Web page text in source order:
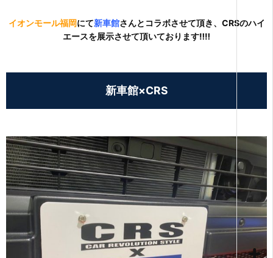
イオンモール福岡にて新車館さんとコラボさせて頂き、CRSのハイ
エースを展示させて頂いております‼‼
新車館×CRS